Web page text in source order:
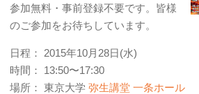
参加無料・事前登録不要です。皆様
のご参加をお待ちしています。
日程： 2015年10月28日(水)
時間： 13:50〜17:30
場所： 東京大学 弥生講堂 一条ホール